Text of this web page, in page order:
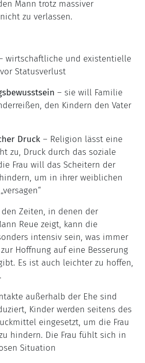
Mann trotz massiver
zu verlassen.
wirtschaftliche und existentielle
Statusverlust
– sie will Familie
den Kindern den Vater
Druck – Religion lässt eine
zu, Druck durch das soziale
Frau will das Scheitern der
um in ihrer weiblichen
Zeiten, in denen der
Reue zeigt, kann die
intensiv sein, was immer
Hoffnung auf eine Besserung
Es ist auch leichter zu hoffen,
außerhalb der Ehe sind
Kinder werden seitens des
eingesetzt, um die Frau
hindern. Die Frau fühlt sich in
Situation